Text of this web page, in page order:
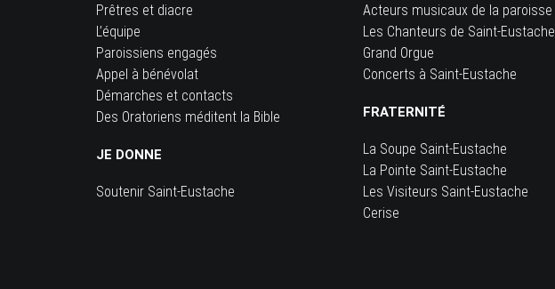
Prêtres et diacre
L’équipe
Paroissiens engagés
Appel à bénévolat
Démarches et contacts
Des Oratoriens méditent la Bible
JE DONNE
Soutenir Saint-Eustache
Acteurs musicaux de la paroisse
Les Chanteurs de Saint-Eustache
Grand Orgue
Concerts à Saint-Eustache
FRATERNITÉ
La Soupe Saint-Eustache
La Pointe Saint-Eustache
Les Visiteurs Saint-Eustache
Cerise